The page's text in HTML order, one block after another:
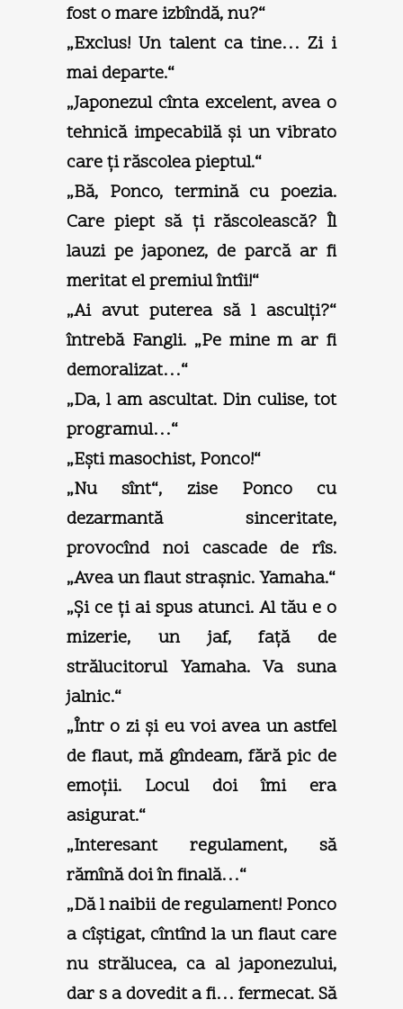
fost o mare izbîndă, nu?“
„Exclus! Un talent ca tine… Zi i
mai departe.“
„Japonezul cînta excelent, avea o
tehnică impecabilă şi un vibrato
care ţi răscolea pieptul.“
„Bă, Ponco, termină cu poezia.
Care piept să ţi răscolească? Îl
lauzi pe japonez, de parcă ar fi
meritat el premiul întîi!“
„Ai avut puterea să l asculţi?“
întrebă Fangli. „Pe mine m ar fi
demoralizat…“
„Da, l am ascultat. Din culise, tot
programul…“
„Eşti masochist, Ponco!“
„Nu sînt“, zise Ponco cu
dezarmantă sinceritate,
provocînd noi cascade de rîs.
„Avea un flaut straşnic. Yamaha.“
„Şi ce ţi ai spus atunci. Al tău e o
mizerie, un jaf, faţă de
strălucitorul Yamaha. Va suna
jalnic.“
„Într o zi şi eu voi avea un astfel
de flaut, mă gîndeam, fără pic de
emoţii. Locul doi îmi era
asigurat.“
„Interesant regulament, să
rămînă doi în finală…“
„Dă l naibii de regulament! Ponco
a cîştigat, cîntînd la un flaut care
nu strălucea, ca al japonezului,
dar s a dovedit a fi… fermecat. Să